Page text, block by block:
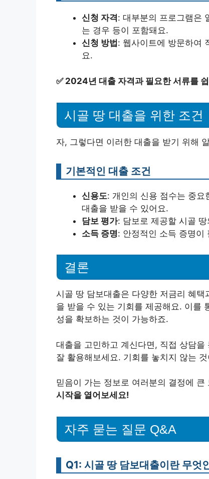
신청 자격: 대부분의 프로그램은
는 경우 등이 포함돼요.
신청 방법 : 웹사이트에 방문하여
요.
✅ 2024년 대출 자격과 필요한 서류를
시골 땅 대출을 위한 조건
자, 그렇다면 이러한 대출을 받기 위해
기본적인 대출 조건
신용도: 개인의 신용 점수는 중요
대출을 받을 수 있어요.
담보 평가: 담보로 제공할 시골
소득 증명: 안정적인 소득 증명이
결론
시골 땅 담보대출은 다양한 저금리 혜
을 받을 수 있는 기회를 제공해요. 이를
성을 확보하는 것이 가능하죠.
대출을 고민하고 계신다면, 직접 상담
잘 활용해보세요. 기회를 놓치지 않는
믿음이 가는 정보로 여러분의 결정에 큰
시작을 열어보세요!
자주 묻는 질문 Q&A
Q1: 시골 땅 담보대출이란 무엇